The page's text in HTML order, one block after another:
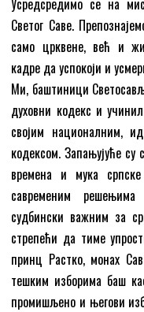
Светог Саве.
само црквене, већ и
кадре да успокоји и
Ми, баштиници
духовни кодекс и
својим националним,
кодексом. Запањујуће су
времена и мука
савременим
судбински важним за
стрепећи да тиме
принц Растко, монах
тешким изборима баш
промишљено и његови